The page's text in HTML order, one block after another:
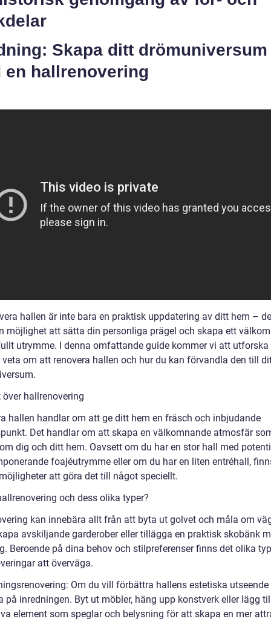
Skapa ditt drömuniversum
en hallrenovering
hallen är inte bara en praktisk uppdatering av ditt hem –
möjlighet att sätta din personliga prägel och skapa ett
utrymme. I denna omfattande guide kommer vi att
veta om att renovera hallen och hur du kan förvandla den till
över hallrenovering
hallen handlar om att ge ditt hem en fräsch och inbjudande
Det handlar om att skapa en välkomnande atmosfär
dig och ditt hem. Oavsett om du har en stor hall med
foajéutrymme eller om du har en liten entréhall,
att göra det till något speciellt.
och dess olika typer?
kan innebära allt från att byta ut golvet och måla om
avskiljande garderober eller tillägga en praktisk skobänk
Beroende på dina behov och stilpreferenser finns det olika
att överväga.
Om du vill förbättra hallens estetiska
på inredningen. Byt ut möbler, häng upp konstverk eller lägg
element som speglar och belysning för att skapa en mer